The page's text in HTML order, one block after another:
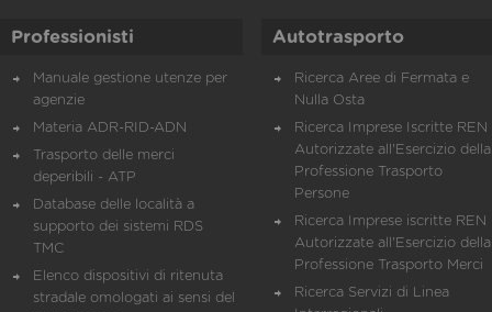
Professionisti
Manuale gestione utenze per
agenzie
Materia ADR-RID-ADN
Trasporto delle merci
deperibili - ATP
Database delle località a
supporto dei sistemi RDS
TMC
Elenco dispositivi di ritenuta
stradale omologati ai sensi del
Autotrasporto
Ricerca Aree di Fermata e
Nulla Osta
Ricerca Imprese Iscritte REN
Autorizzate all'Esercizio della
Professione Trasporto
Persone
Ricerca Imprese iscritte REN
Autorizzate all'Esercizio della
Professione Trasporto Merci
Ricerca Servizi di Linea